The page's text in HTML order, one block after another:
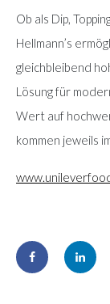
Ob als Dip,
Hellmann’s
gleichbleibend
Lösung für
Wert auf
kommen jeweils